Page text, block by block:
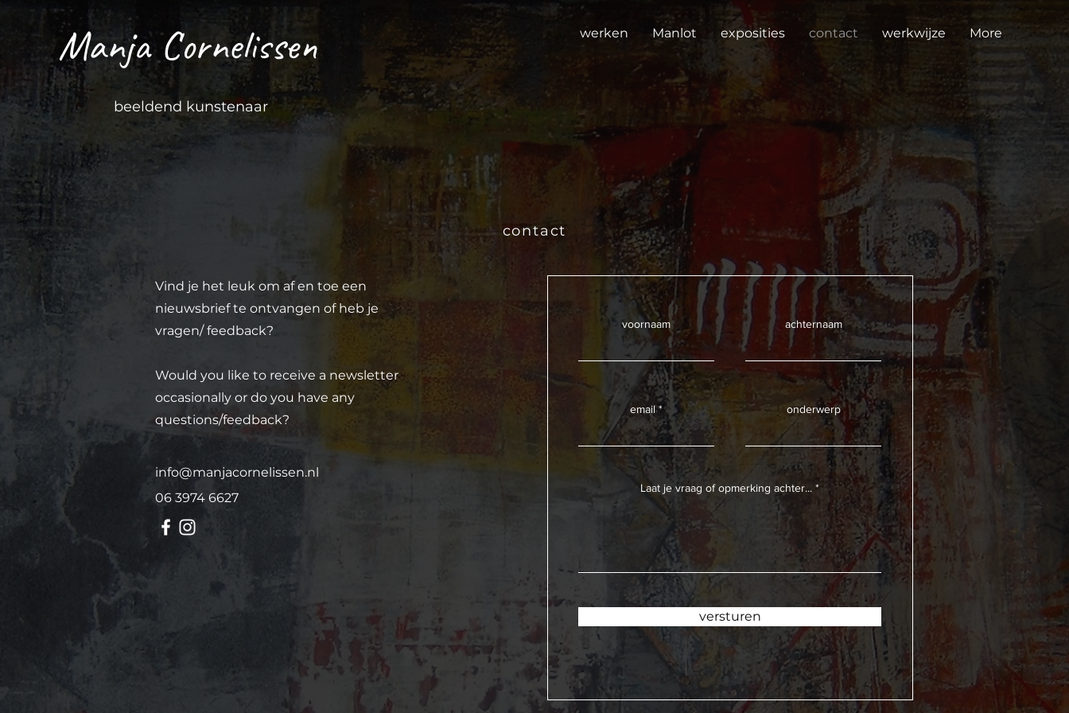
Manja Cornelissen
beeldend kunstenaar
werken Manlot exposities contact werkwijze More
contact
Vind je het leuk om af en toe een
nieuwsbrief te ontvangen of heb je
vragen/ feedback?
Would you like to receive a newsletter
occasionally or do you have any
questions/feedback?
info@manjacornelissen.nl
06 3974 6627
voornaam achternaam
email onderwerp
Laat je vraag of opmerking achter...
versturen